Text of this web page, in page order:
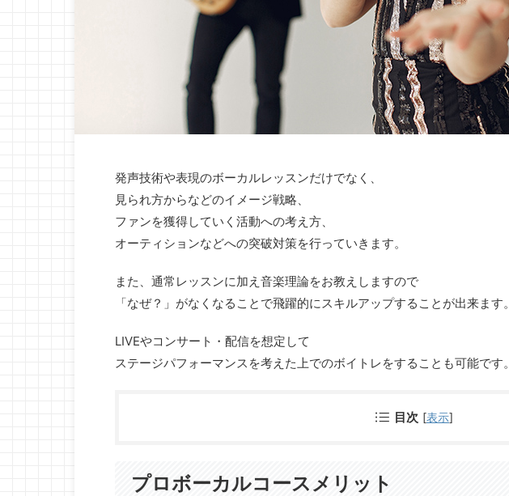
発声技術や表現のボーカルレッスンだけでなく、
見られ方からなどのイメージ戦略、
ファンを獲得していく活動への考え方、
オーティションなどへの突破対策を行っていきます。
また、通常レッスンに加え音楽理論をお教えしますので
「なぜ？」がなくなることで飛躍的にスキルアップすることが出来ます。
LIVEやコンサート・配信を想定して
ステージパフォーマンスを考えた上でのボイトレをすることも可能です。
目次 [表示]
プロボーカルコースメリット